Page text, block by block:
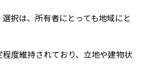
択は、所有者にとっても地域にと
度維持されており、立地や建物状